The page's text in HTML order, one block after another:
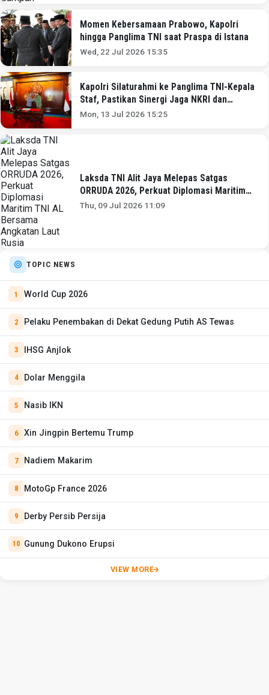
Momen Kebersamaan Prabowo, Kapolri
hingga Panglima TNI saat Praspa di Istana
Wed, 22 Jul 2026 15:35
Kapolri Silaturahmi ke Panglima TNI-Kepala
Staf, Pastikan Sinergi Jaga NKRI dan
Program Presiden
Mon, 13 Jul 2026 15:25
Laksda TNI Alit Jaya Melepas Satgas
ORRUDA 2026, Perkuat Diplomasi Maritim
TNI AL Bersama Angkatan Laut Rusia
Thu, 09 Jul 2026 11:09
TOPIC NEWS
World Cup 2026
Pelaku Penembakan di Dekat Gedung Putih AS Tewas
IHSG Anjlok
Dolar Menggila
Nasib IKN
Xin Jingpin Bertemu Trump
Nadiem Makarim
MotoGp France 2026
Derby Persib Persija
Gunung Dukono Erupsi
VIEW MORE